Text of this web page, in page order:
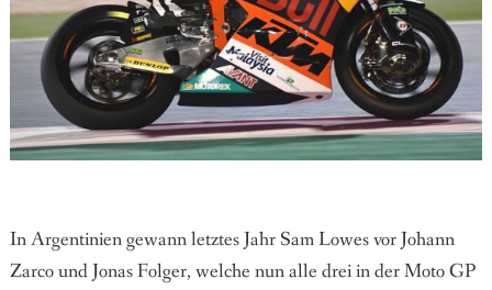
In Argentinien gewann letztes Jahr Sam Lowes vor Johann
Zarco und Jonas Folger, welche nun alle drei in der Moto GP